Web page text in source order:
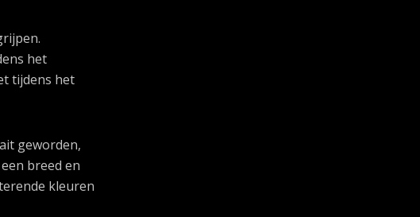
het
tijdens het
geworden,
breed en
kleuren